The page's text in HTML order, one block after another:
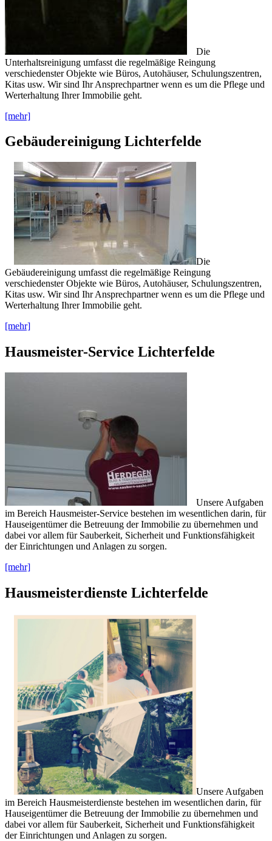
Die
Unterhaltsreinigung umfasst die regelmäßige Reingung
verschiedenster Objekte wie Büros, Autohäuser, Schulungszentren,
Kitas usw. Wir sind Ihr Ansprechpartner wenn es um die Pflege und
Werterhaltung Ihrer Immobilie geht.
[mehr]
Gebäudereinigung Lichterfelde
Die
Gebäudereinigung umfasst die regelmäßige Reingung
verschiedenster Objekte wie Büros, Autohäuser, Schulungszentren,
Kitas usw. Wir sind Ihr Ansprechpartner wenn es um die Pflege und
Werterhaltung Ihrer Immobilie geht.
[mehr]
Hausmeister-Service Lichterfelde
Unsere Aufgaben
im Bereich Hausmeister-Service bestehen im wesentlichen darin, für
Hauseigentümer die Betreuung der Immobilie zu übernehmen und
dabei vor allem für Sauberkeit, Sicherheit und Funktionsfähigkeit
der Einrichtungen und Anlagen zu sorgen.
[mehr]
Hausmeisterdienste Lichterfelde
Unsere Aufgaben
im Bereich Hausmeisterdienste bestehen im wesentlichen darin, für
Hauseigentümer die Betreuung der Immobilie zu übernehmen und
dabei vor allem für Sauberkeit, Sicherheit und Funktionsfähigkeit
der Einrichtungen und Anlagen zu sorgen.